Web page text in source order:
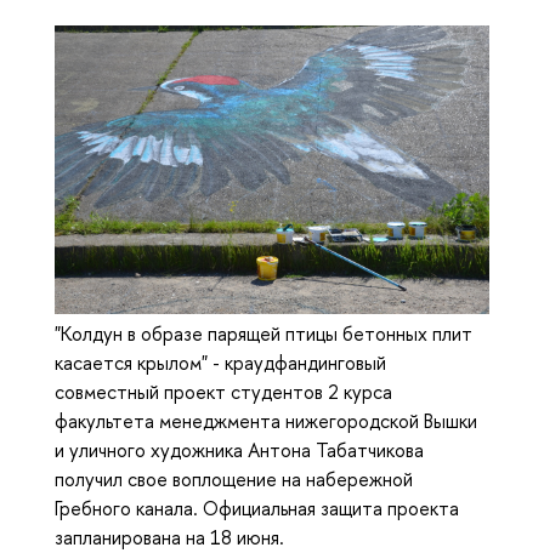
"Колдун в образе парящей птицы бетонных плит
касается крылом" - краудфандинговый
совместный проект студентов 2 курса
факультета менеджмента нижегородской Вышки
и уличного художника Антона Табатчикова
получил свое воплощение на набережной
Гребного канала. Официальная защита проекта
запланирована на 18 июня.